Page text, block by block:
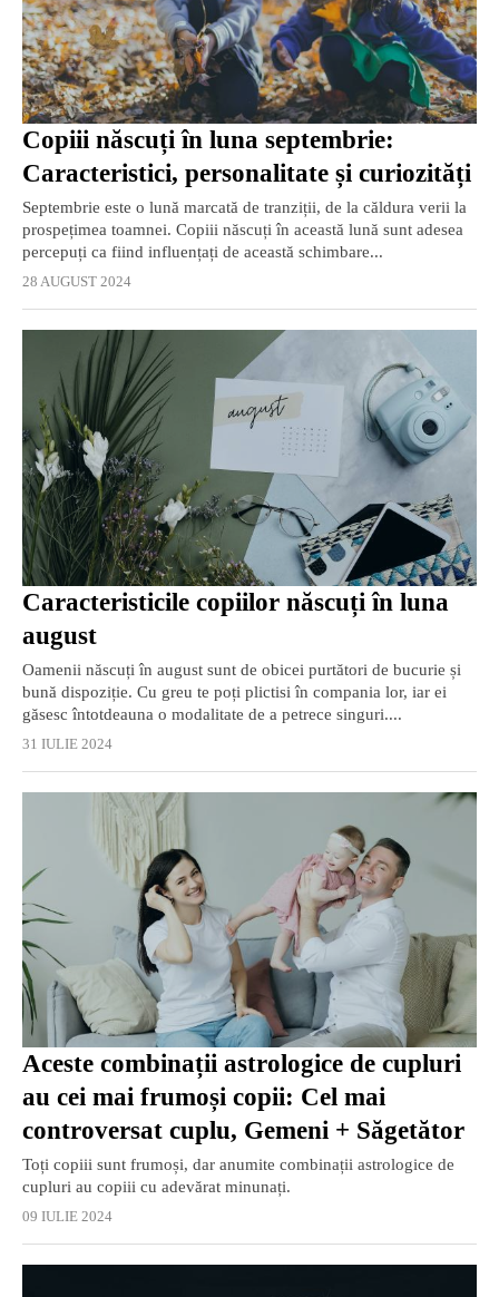
Copiii născuți în luna septembrie:
Caracteristici, personalitate și curiozități
Septembrie este o lună marcată de tranziții, de la căldura verii la
prospețimea toamnei. Copiii născuți în această lună sunt adesea
percepuți ca fiind influențați de această schimbare...
28 AUGUST 2024
Caracteristicile copiilor născuți în luna
august
Oamenii născuți în august sunt de obicei purtători de bucurie și
bună dispoziție. Cu greu te poți plictisi în compania lor, iar ei
găsesc întotdeauna o modalitate de a petrece singuri....
31 IULIE 2024
Aceste combinații astrologice de cupluri
au cei mai frumoși copii: Cel mai
controversat cuplu, Gemeni + Săgetător
Toți copiii sunt frumoși, dar anumite combinații astrologice de
cupluri au copiii cu adevărat minunați.
09 IULIE 2024